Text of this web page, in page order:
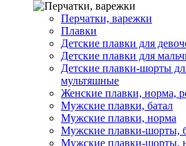
Перчатки, варежки
Плавки
Детские плавки для
Детские плавки для
Детские плавки-шорты
мультяшные
Женские плавки, норма,
Мужские плавки, батал
Мужские плавки, норма
Мужские плавки-шорты,
Мужские плавки-шорты,